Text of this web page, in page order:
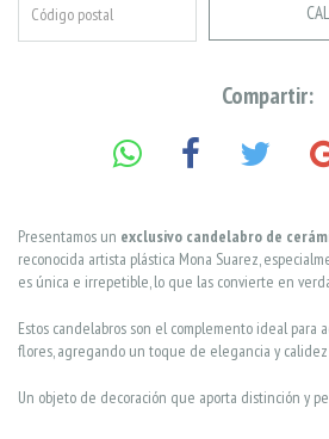
Compartir:
Presentamos un exclusivo candelabro de
reconocida artista plástica Mona Suarez,
es única e irrepetible, lo que las convierte en
Estos candelabros son el complemento ideal para
flores, agregando un toque de elegancia y
Un objeto de decoración que aporta distinción y